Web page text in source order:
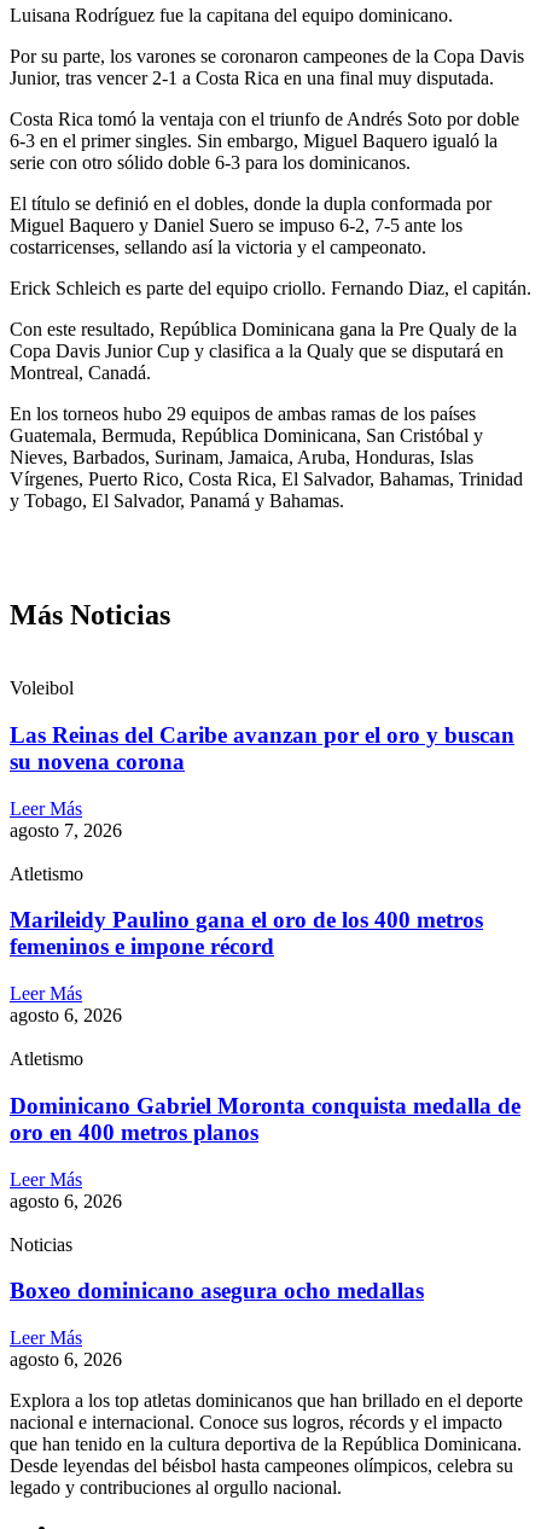
Luisana Rodríguez fue la capitana del equipo dominicano.
Por su parte, los varones se coronaron campeones de la Copa Davis
Junior, tras vencer 2-1 a Costa Rica en una final muy disputada.
Costa Rica tomó la ventaja con el triunfo de Andrés Soto por doble
6-3 en el primer singles. Sin embargo, Miguel Baquero igualó la
serie con otro sólido doble 6-3 para los dominicanos.
El título se definió en el dobles, donde la dupla conformada por
Miguel Baquero y Daniel Suero se impuso 6-2, 7-5 ante los
costarricenses, sellando así la victoria y el campeonato.
Erick Schleich es parte del equipo criollo. Fernando Diaz, el capitán.
Con este resultado, República Dominicana gana la Pre Qualy de la
Copa Davis Junior Cup y clasifica a la Qualy que se disputará en
Montreal, Canadá.
En los torneos hubo 29 equipos de ambas ramas de los países
Guatemala, Bermuda, República Dominicana, San Cristóbal y
Nieves, Barbados, Surinam, Jamaica, Aruba, Honduras, Islas
Vírgenes, Puerto Rico, Costa Rica, El Salvador, Bahamas, Trinidad
y Tobago, El Salvador, Panamá y Bahamas.
Más Noticias
Voleibol
Las Reinas del Caribe avanzan por el oro y buscan
su novena corona
Leer Más
agosto 7, 2026
Atletismo
Marileidy Paulino gana el oro de los 400 metros
femeninos e impone récord
Leer Más
agosto 6, 2026
Atletismo
Dominicano Gabriel Moronta conquista medalla de
oro en 400 metros planos
Leer Más
agosto 6, 2026
Noticias
Boxeo dominicano asegura ocho medallas
Leer Más
agosto 6, 2026
Explora a los top atletas dominicanos que han brillado en el deporte
nacional e internacional. Conoce sus logros, récords y el impacto
que han tenido en la cultura deportiva de la República Dominicana.
Desde leyendas del béisbol hasta campeones olímpicos, celebra su
legado y contribuciones al orgullo nacional.